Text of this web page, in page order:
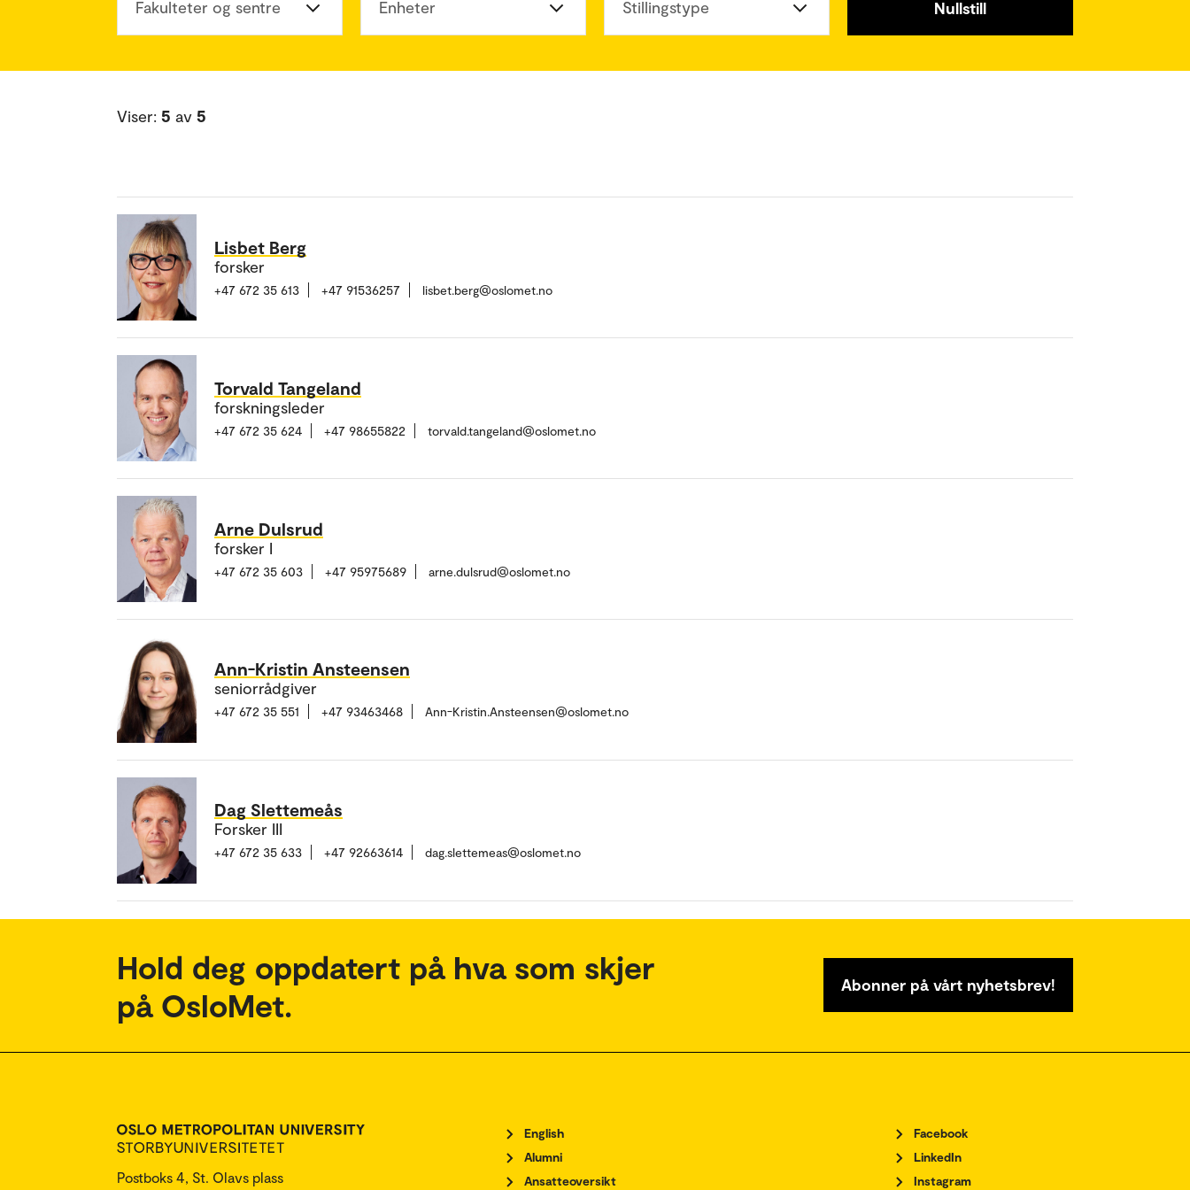
Fakulteter og sentre Enheter Stillingstype Nullstill
Viser: 5 av 5
Lisbet Berg
forsker
+47 672 35 613 +47 91536257 lisbet.berg@oslomet.no
Torvald Tangeland
forskningsleder
+47 672 35 624 +47 98655822 torvald.tangeland@oslomet.no
Arne Dulsrud
forsker I
+47 672 35 603 +47 95975689 arne.dulsrud@oslomet.no
Ann-Kristin Ansteensen
seniorrådgiver
+47 672 35 551 +47 93463468 Ann-Kristin.Ansteensen@oslomet.no
Dag Slettemeås
Forsker III
+47 672 35 633 +47 92663614 dag.slettemeas@oslomet.no
Hold deg oppdatert på hva som skjer
på OsloMet.
Abonner på vårt nyhetsbrev!
Postboks 4, St. Olavs plass
English
Alumni
Ansatteoversikt
Facebook
LinkedIn
Instagram